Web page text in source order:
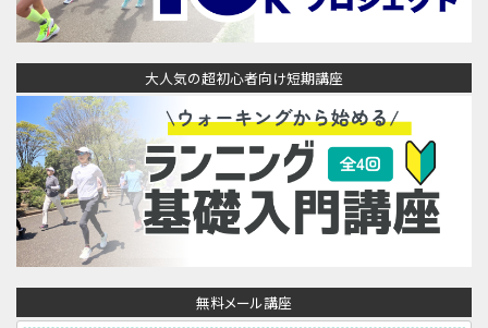
大人気の超初心者向け短期講座
無料メール講座